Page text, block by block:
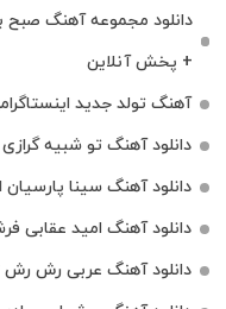
دانلود مجموعه آهنگ صبح
+ پخش آنلاین
آهنگ تولد جدید
دانلود آهنگ تو شبیه
دانلود آهنگ سینا پارسیان
دانلود آهنگ امید عقابی
دانلود آهنگ عربی رش